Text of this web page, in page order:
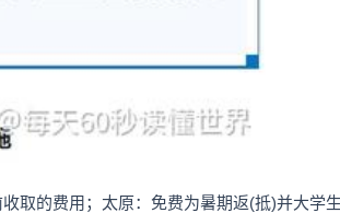
取的费用；太原：免费为暑期返(抵)并大学